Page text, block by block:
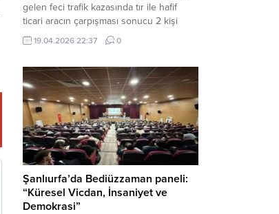
gelen feci trafik kazasında tır ile hafif
ticari aracın çarpışması sonucu 2 kişi
yaşamını yitirdi, 1 kişi ise ağır yaralandı.
Haber Merkezi – Siverek-Adıyaman kara
çarpışması sonucu meydana gelen
kazada can pazarı yaşandı. Kafa Kafaya
Çarpıştılar Edinilen bilgilere göre,
Hüseyin Çelik (29)...
19.04.2026 22:37 0
Şanlıurfa’da Bediüzzaman paneli:
“Küresel Vicdan, İnsaniyet ve
Demokrasi”